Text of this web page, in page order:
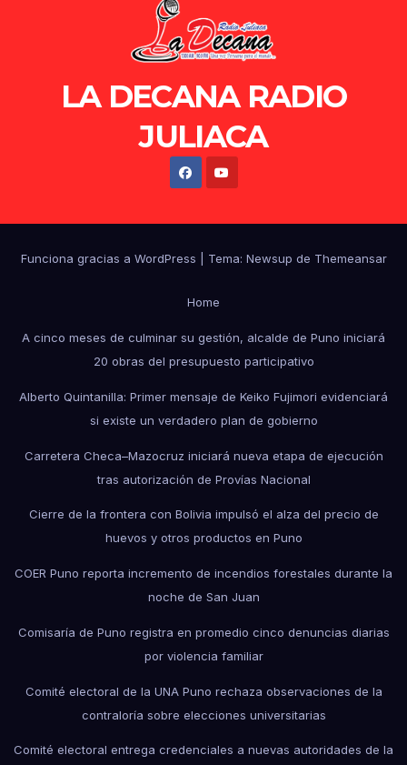
LA DECANA RADIO
JULIACA
Funciona gracias a WordPress Tema: Newsup de Themeansar
Home
A cinco meses de culminar su gestión, alcalde de Puno iniciará
20 obras del presupuesto participativo
Alberto Quintanilla: Primer mensaje de Keiko Fujimori evidenciará
si existe un verdadero plan de gobierno
Carretera Checa–Mazocruz iniciará nueva etapa de ejecución
tras autorización de Provías Nacional
Cierre de la frontera con Bolivia impulsó el alza del precio de
huevos y otros productos en Puno
COER Puno reporta incremento de incendios forestales durante la
noche de San Juan
Comisaría de Puno registra en promedio cinco denuncias diarias
por violencia familiar
Comité electoral de la UNA Puno rechaza observaciones de la
contraloría sobre elecciones universitarias
Comité electoral entrega credenciales a nuevas autoridades de la